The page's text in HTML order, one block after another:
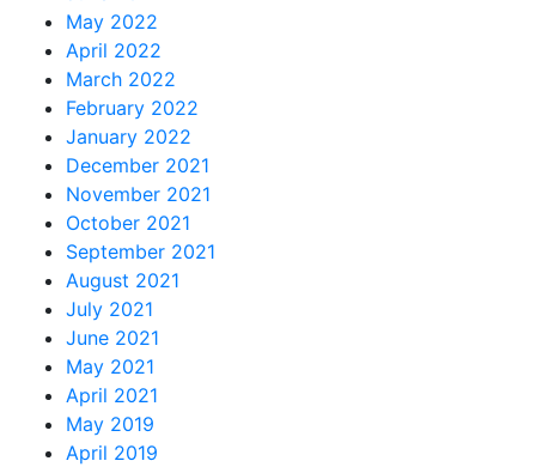
May 2022
April 2022
March 2022
February 2022
January 2022
December 2021
November 2021
October 2021
September 2021
August 2021
July 2021
June 2021
May 2021
April 2021
May 2019
April 2019